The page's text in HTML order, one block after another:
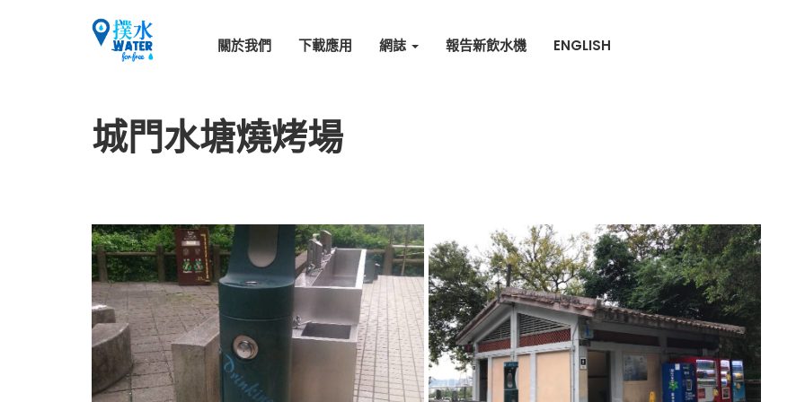
關於我們 下載應用 網誌 報告新飲水機 ENGLISH
城門水塘燒烤場